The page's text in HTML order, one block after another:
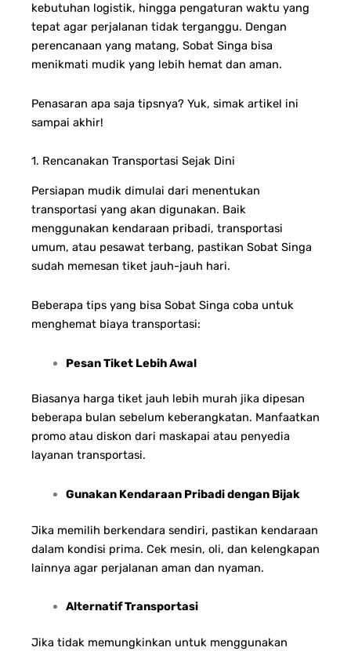
kebutuhan logistik, hingga pengaturan waktu yang
tepat agar perjalanan tidak terganggu. Dengan
perencanaan yang matang, Sobat Singa bisa
menikmati mudik yang lebih hemat dan aman.
Penasaran apa saja tipsnya? Yuk, simak artikel ini
sampai akhir!
1. Rencanakan Transportasi Sejak Dini
Persiapan mudik dimulai dari menentukan
transportasi yang akan digunakan. Baik
menggunakan kendaraan pribadi, transportasi
umum, atau pesawat terbang, pastikan Sobat Singa
sudah memesan tiket jauh-jauh hari.
Beberapa tips yang bisa Sobat Singa coba untuk
menghemat biaya transportasi:
Pesan Tiket Lebih Awal
Biasanya harga tiket jauh lebih murah jika dipesan
beberapa bulan sebelum keberangkatan. Manfaatkan
promo atau diskon dari maskapai atau penyedia
layanan transportasi.
Gunakan Kendaraan Pribadi dengan Bijak
Jika memilih berkendara sendiri, pastikan kendaraan
dalam kondisi prima. Cek mesin, oli, dan kelengkapan
lainnya agar perjalanan aman dan nyaman.
Alternatif Transportasi
Jika tidak memungkinkan untuk menggunakan